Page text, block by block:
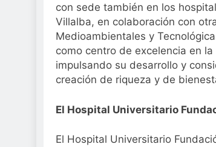
con sede también en los
Villalba, en colaboración con
Medioambientales y
como centro de excelencia en
impulsando su desarrollo y
creación de riqueza y de
El Hospital Universitario
El Hospital Universitario